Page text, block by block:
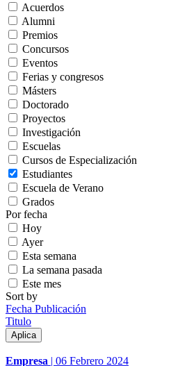
Acuerdos
Alumni
Premios
Concursos
Eventos
Ferias y congresos
Másters
Doctorado
Proyectos
Investigación
Escuelas
Cursos de Especialización
Estudiantes
Escuela de Verano
Grados
Por fecha
Hoy
Ayer
Esta semana
La semana pasada
Este mes
Sort by
Fecha Publicación
Titulo
Empresa | 06 Febrero 2024